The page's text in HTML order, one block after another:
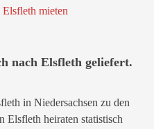
nach Elsfleth geliefert.
in Niedersachsen zu den
Elsfleth heiraten statistisch